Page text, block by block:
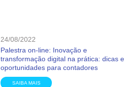
24/08/2022
Palestra on-line: Inovação e
transformação digital na prática: dicas e
oportunidades para contadores
SAIBA MAIS